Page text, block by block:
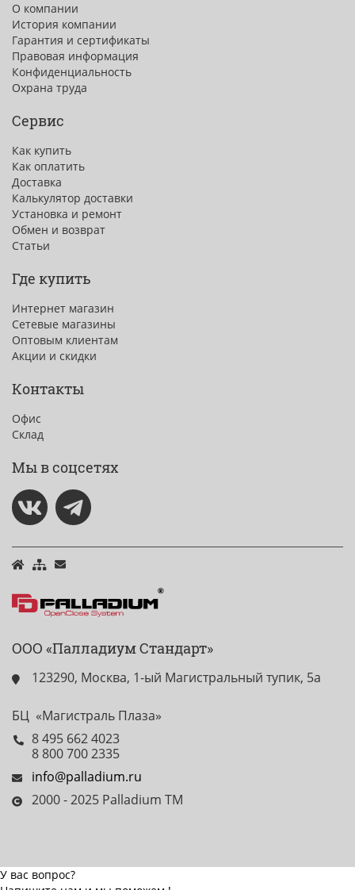
О компании
История компании
Гарантия и сертификаты
Правовая информация
Конфиденциальность
Охрана труда
Сервис
Как купить
Как оплатить
Доставка
Калькулятор доставки
Установка и ремонт
Обмен и возврат
Статьи
Где купить
Интернет магазин
Сетевые магазины
Оптовым клиентам
Акции и скидки
Контакты
Офис
Склад
Мы в соцсетях
ООО «Палладиум Стандарт»
123290, Москва, 1-ый Магистральный тупик, 5а
БЦ «Магистраль Плаза»
8 495 662 4023
8 800 700 2335
info@palladium.ru
2000 - 2025 Palladium TM
У вас вопрос?